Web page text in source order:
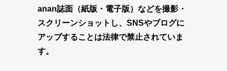
anan誌面（紙版・電子版）などを撮影・
スクリーンショットし、SNSやブログに
アップすることは法律で禁止されていま
す。